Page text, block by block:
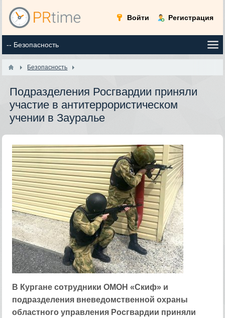
Войти Регистрация
Безопасность
Подразделения Росгвардии приняли
участие в антитеррористическом
учении в Зауралье
​В Кургане сотрудники ОМОН «Скиф» и
подразделения вневедомственной охраны
областного управления Росгвардии приняли